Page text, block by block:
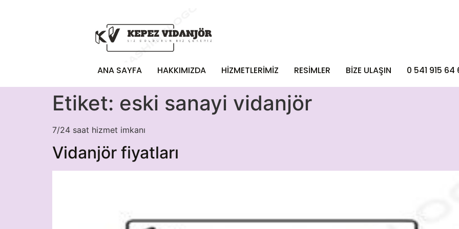
ANA SAYFA HAKKIMIZDA HİZMETLERİMİZ RESİMLER BIZE ULAŞIN 0 541 915 64
Etiket: eski sanayi vidanjör
7/24 saat hizmet imkanı
Vidanjör fiyatları